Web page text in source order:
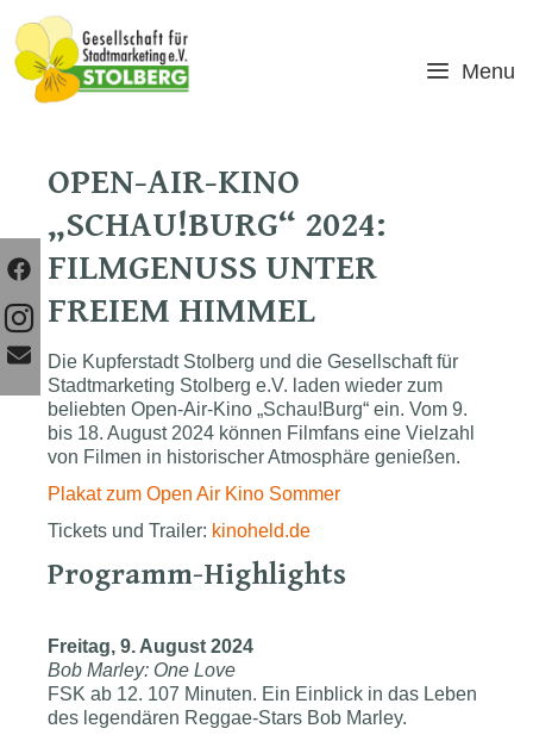
content
Menu
OPEN-AIR-KINO
„SCHAU!BURG“ 2024:
FILMGENUSS UNTER
FREIEM HIMMEL
Die Kupferstadt Stolberg und die Gesellschaft für
Stadtmarketing Stolberg e.V. laden wieder zum
beliebten Open-Air-Kino „Schau!Burg“ ein. Vom 9.
bis 18. August 2024 können Filmfans eine Vielzahl
von Filmen in historischer Atmosphäre genießen.
Plakat zum Open Air Kino Sommer
Tickets und Trailer: kinoheld.de
Programm-Highlights
Freitag, 9. August 2024
Bob Marley: One Love
FSK ab 12. 107 Minuten. Ein Einblick in das Leben
des legendären Reggae-Stars Bob Marley.